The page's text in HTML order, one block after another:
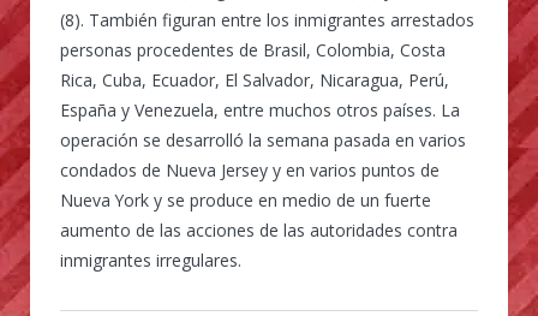
(8). También figuran entre los inmigrantes arrestados
personas procedentes de Brasil, Colombia, Costa
Rica, Cuba, Ecuador, El Salvador, Nicaragua, Perú,
España y Venezuela, entre muchos otros países. La
operación se desarrolló la semana pasada en varios
condados de Nueva Jersey y en varios puntos de
Nueva York y se produce en medio de un fuerte
aumento de las acciones de las autoridades contra
inmigrantes irregulares.